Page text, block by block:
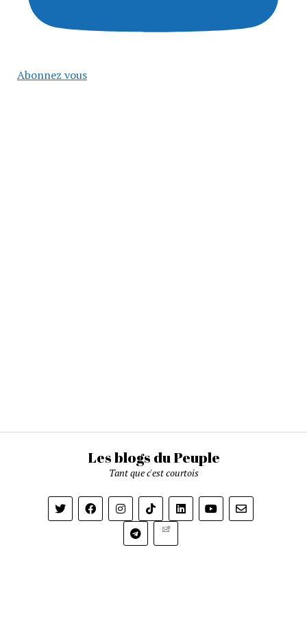
Abonnez vous
Les blogs du Peuple
Tant que c'est courtois